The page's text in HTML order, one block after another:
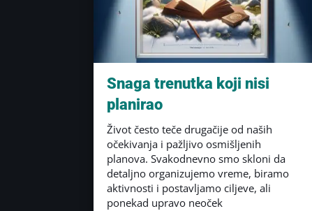
Snaga trenutka koji nisi
planirao
Život često teče drugačije od naših
očekivanja i pažljivo osmišljenih
planova. Svakodnevno smo skloni da
detaljno organizujemo vreme, biramo
aktivnosti i postavljamo ciljeve, ali
ponekad upravo neoček